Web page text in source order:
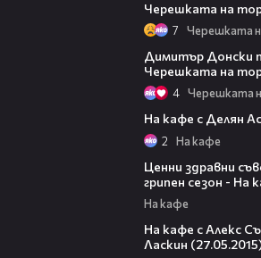
Черешката на
7
Димитър Донски
Черешката на
4
На кафе с Делян
2 На кафе
Ценни здравни
грипен сезон - На
На кафе
На кафе с Алекс
Ласкин